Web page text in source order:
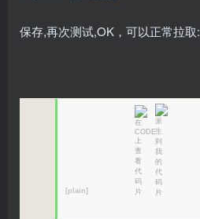
保存,再次测试,OK，可以正常拉取:
[plain]